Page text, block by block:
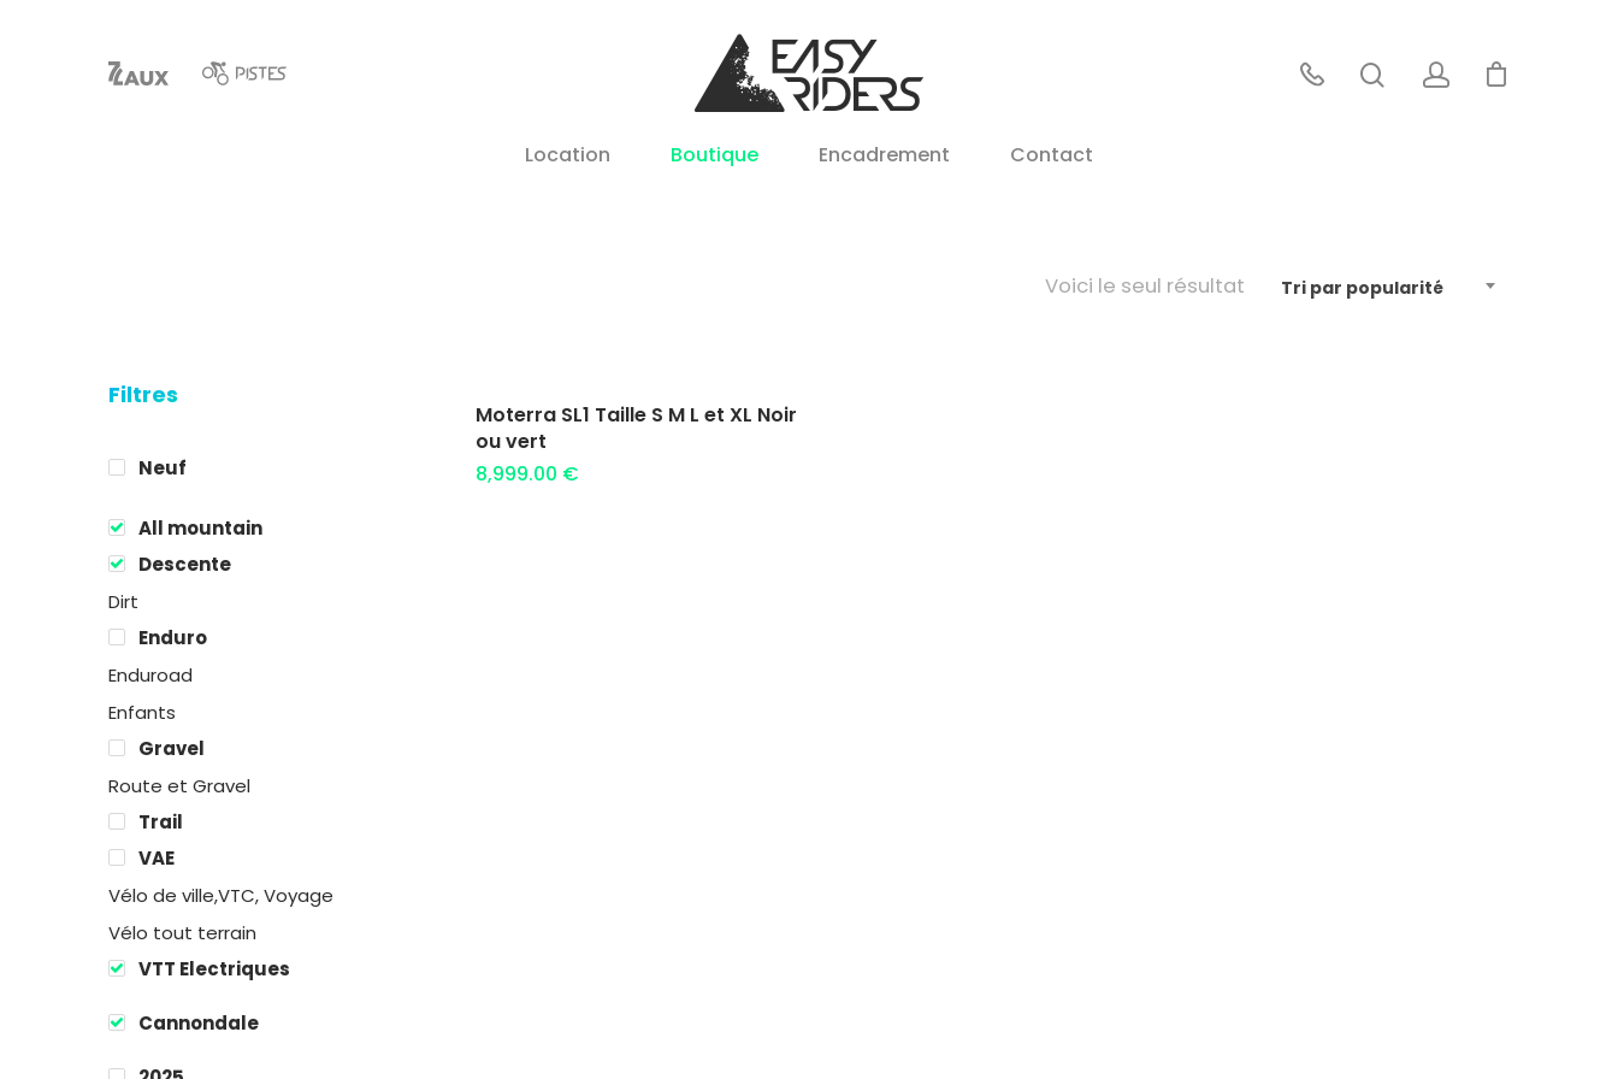
Hit enter to search or ESC to close
Location Boutique Encadrement Contact
Tri par popularité
Voici le seul résultat
Filtres
Neuf
All mountain
Descente
Dirt
Enduro
Enduroad
Enfants
Gravel
Route et Gravel
Trail
VAE
Vélo de ville,VTC, Voyage
Vélo tout terrain
VTT Electriques
Cannondale
Ajouter au panier
Moterra SL1 Taille S M L et XL Noir
ou vert
8,999.00 €